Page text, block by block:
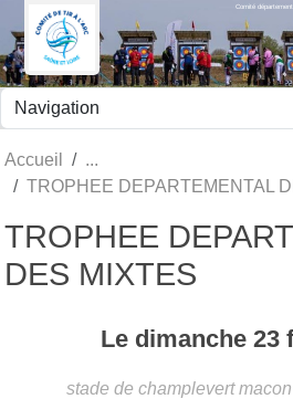
Comité
Accueil
TROPHEE DEPARTEMENTAL
TROPHEE
DES MIXTES
Le dimanche 23
stade de champlevert macon
Panneau de gestion des cookies